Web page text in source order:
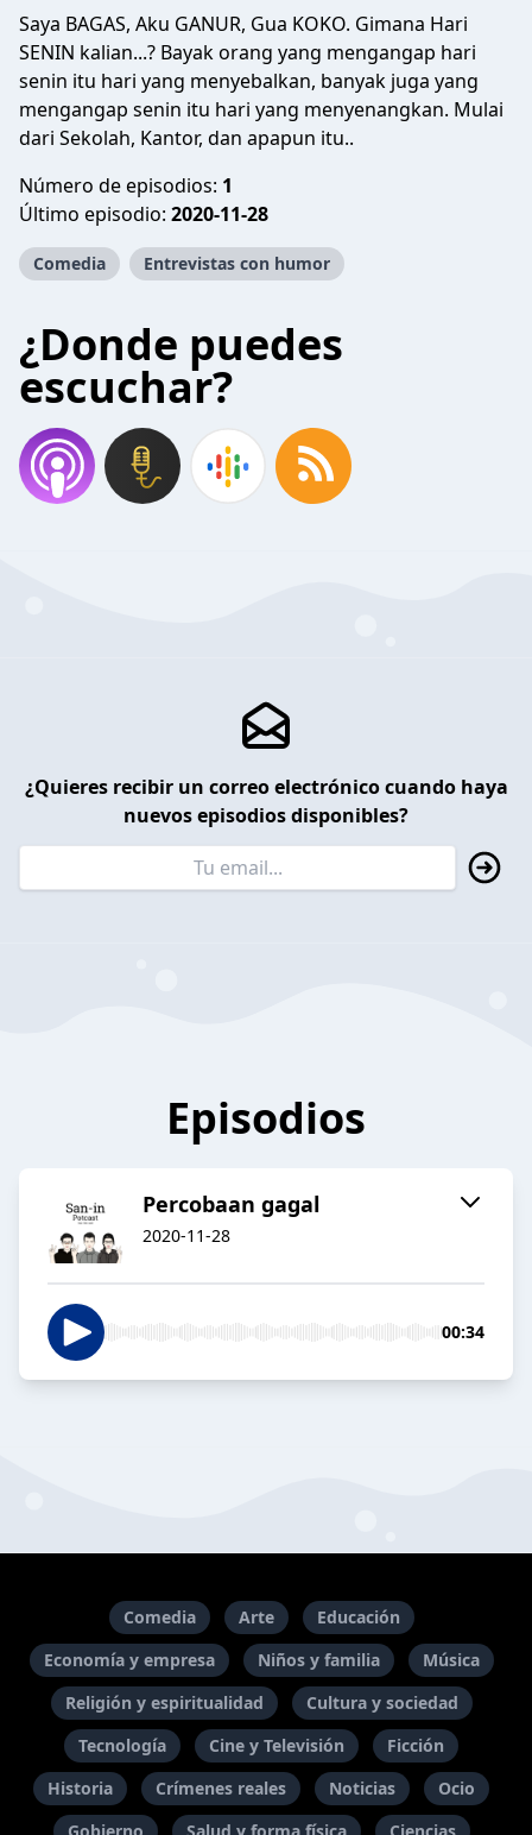
Saya BAGAS, Aku GANUR, Gua KOKO. Gimana Hari
SENIN kalian...? Bayak orang yang mengangap hari
senin itu hari yang menyebalkan, banyak juga yang
mengangap senin itu hari yang menyenangkan. Mulai
dari Sekolah, Kantor, dan apapun itu..
Número de episodios: 1
Último episodio: 2020-11-28
Comedia Entrevistas con humor
¿Donde puedes
escuchar?
¿Quieres recibir un correo electrónico cuando haya
nuevos episodios disponibles?
Episodios
Percobaan gagal
2020-11-28
00:34
Comedia Arte
Educación
Economía y empresa
Niños y familia
Música
Religión y espiritualidad
Cultura y sociedad
Tecnología
Cine y Televisión
Ficción
Historia
Crímenes reales Noticias
Ocio